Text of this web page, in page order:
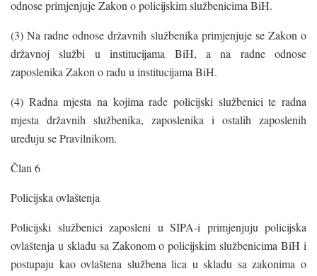
odnose primjenjuje Zakon o policijskim službenicima BiH.
(3) Na radne odnose državnih službenika primjenjuje se Zakon o
državnoj službi u institucijama BiH, a na radne odnose
zaposlenika Zakon o radu u institucijama BiH.
(4) Radna mjesta na kojima rade policijski službenici te radna
mjesta državnih službenika, zaposlenika i ostalih zaposlenih
uređuju se Pravilnikom.
Član 6
Policijska ovlaštenja
Policijski službenici zaposleni u SIPA-i primjenjuju policijska
ovlaštenja u skladu sa Zakonom o policijskim službenicima BiH i
postupaju kao ovlaštena službena lica u skladu sa zakonima o